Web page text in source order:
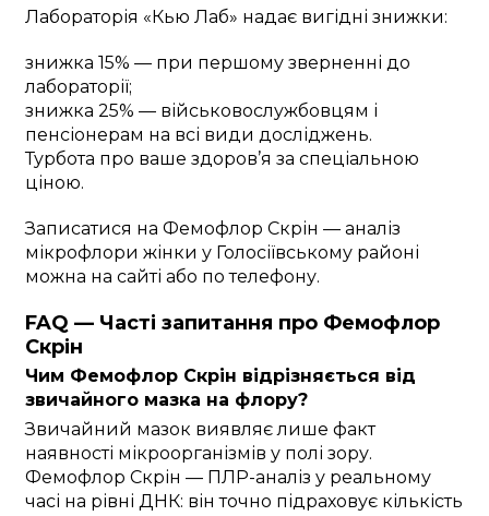
Лабораторія «Кью Лаб» надає вигідні знижки:
знижка 15% — при першому зверненні до
лабораторії;
знижка 25% — військовослужбовцям і
пенсіонерам на всі види досліджень.
Турбота про ваше здоров’я за спеціальною
ціною.
Записатися на Фемофлор Скрін — аналіз
мікрофлори жінки у Голосіївському районі
можна на сайті або по телефону.
FAQ — Часті запитання про Фемофлор
Скрін
Чим Фемофлор Скрін відрізняється від
звичайного мазка на флору?
Звичайний мазок виявляє лише факт
наявності мікроорганізмів у полі зору.
Фемофлор Скрін — ПЛР-аналіз у реальному
часі на рівні ДНК: він точно підраховує кількість